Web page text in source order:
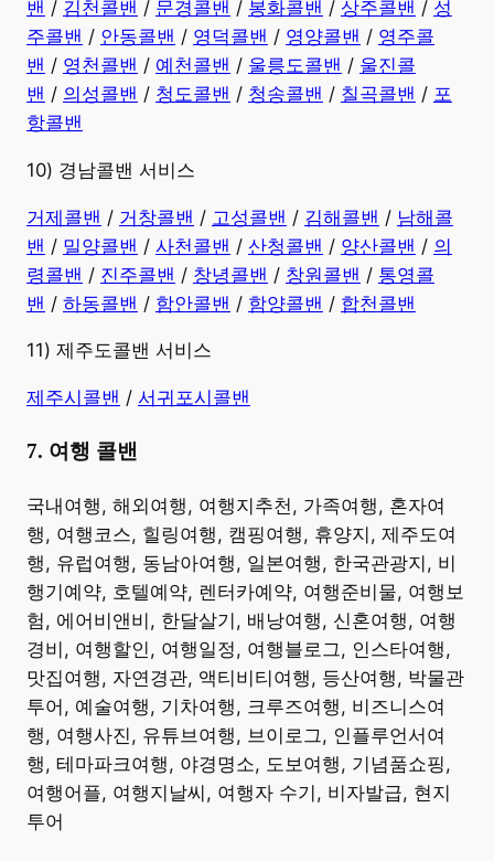
밴 / 김천콜밴 / 문경콜밴 / 봉화콜밴 / 상주콜밴 / 성
주콜밴 / 안동콜밴 / 영덕콜밴 / 영양콜밴 / 영주콜
밴 / 영천콜밴 / 예천콜밴 / 울릉도콜밴 / 울진콜
밴 / 의성콜밴 / 청도콜밴 / 청송콜밴 / 칠곡콜밴 / 포
항콜밴
10) 경남콜밴 서비스
​거제콜밴 / 거창콜밴 / 고성콜밴 / 김해콜밴 / 남해콜
밴 / 밀양콜밴 / 사천콜밴 / 산청콜밴 / 양산콜밴 / 의
령콜밴 / 진주콜밴 / 창녕콜밴 / 창원콜밴 / 통영콜
밴 / 하동콜밴 / 함안콜밴 / 함양콜밴 / 합천콜밴
11) 제주도콜밴 서비스
제주시콜밴 / 서귀포시콜밴
7. 여행 콜밴
​국내여행, 해외여행, 여행지추천, 가족여행, 혼자여
행, 여행코스, 힐링여행, 캠핑여행, 휴양지, 제주도여
행, 유럽여행, 동남아여행, 일본여행, 한국관광지, 비
행기예약, 호텔예약, 렌터카예약, 여행준비물, 여행보
험, 에어비앤비, 한달살기, 배낭여행, 신혼여행, 여행
경비, 여행할인, 여행일정, 여행블로그, 인스타여행,
맛집여행, 자연경관, 액티비티여행, 등산여행, 박물관
투어, 예술여행, 기차여행, 크루즈여행, 비즈니스여
행, 여행사진, 유튜브여행, 브이로그, 인플루언서여
행, 테마파크여행, 야경명소, 도보여행, 기념품쇼핑,
여행어플, 여행지날씨, 여행자 수기, 비자발급, 현지
투어 ​